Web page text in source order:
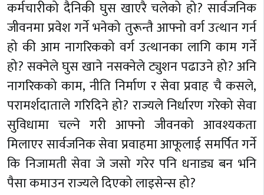
कर्मचारीको दैनिकी घुस खाएरै चलेको हो? सार्वजनिक
जीवनमा प्रवेश गर्ने भनेको तुरून्तै आफ्नो वर्ग उत्थान गर्न
हो की आम नागरिकको वर्ग उत्थानका लागि काम गर्ने
हो? सक्नेले घुस खाने नसक्नेले ट्युशन पढाउने हो? अनि
नागरिकको काम, नीति निर्माण र सेवा प्रवाह चै कसले,
परामर्शदाताले गरिदिने हो? राज्यले निर्धारण गरेको सेवा
सुविधामा चल्ने गरी आफ्नो जीवनको आवश्यकता
मिलाएर सार्वजनिक सेवा प्रवाहमा आफूलाई समर्पित गर्ने
कि निजामती सेवा जे जसो गरेर पनि धनाड्य बन भनि
पैसा कमाउन राज्यले दिएको लाइसेन्स हो?